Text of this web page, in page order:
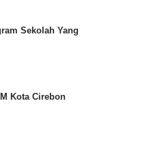
Sekolah Yang
Kota Cirebon